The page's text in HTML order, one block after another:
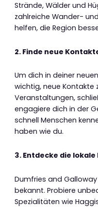
Strände, Wälder und
zahlreiche Wander-
helfen, die Region
2. Finde neue
Um dich in deiner
wichtig, neue Kontakte
Veranstaltungen,
engagiere dich in der
schnell Menschen
haben wie du.
3. Entdecke die lokale
Dumfries and
bekannt. Probiere
Spezialitäten wie